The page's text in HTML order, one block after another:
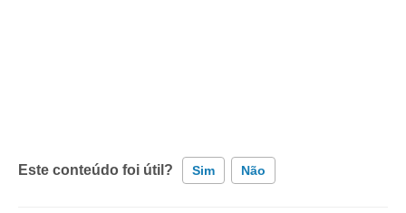
Este conteúdo foi útil? Sim Não